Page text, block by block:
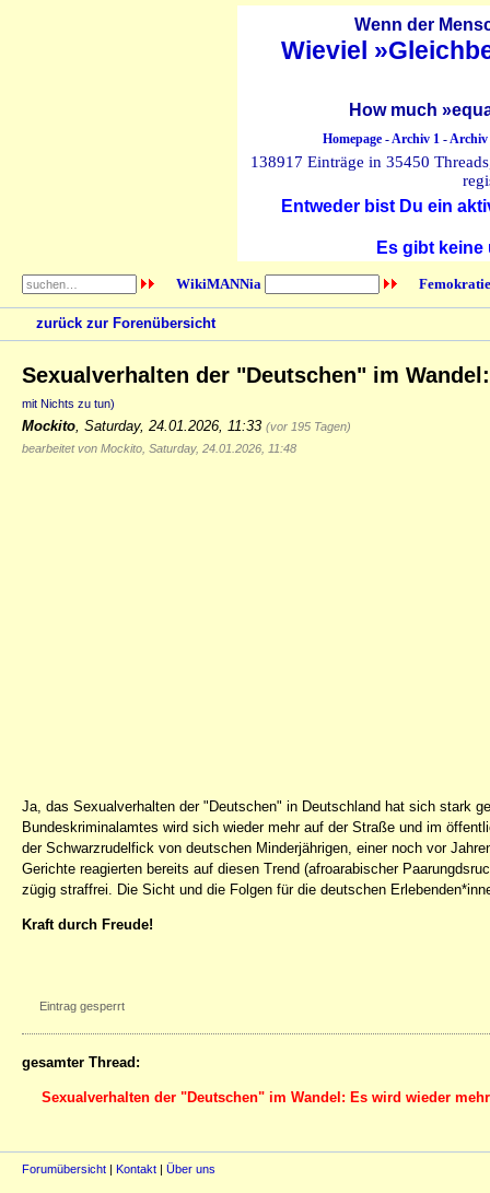
Wenn der
Wieviel
How much
Homepage-Archiv 1-Archiv
138917 Einträge in 35450
Entweder bist Du ein
Es gibt
WikiMANNia
zurück zur Forenübersicht
Sexualverhalten der "Deutschen" im
mit Nichts zu tun)
Mockito Saturday, 24.01.2026, 11:33 (vor 195 Tagen)
bearbeitet von Mockito, Saturday, 24.01.2026, 11:48
Ja, das Sexualverhalten der "Deutschen" in Deutschland hat sich stark
Bundeskriminalamtes wird sich wieder mehr auf der Straße und im
der Schwarzrudelfick von deutschen Minderjährigen, einer noch vor
Gerichte reagierten bereits auf diesen Trend (afroarabischer
zügig straffrei. Die Sicht und die Folgen für die deutschen
Kraft durch Freude!
Eintrag gesperrt
gesamter Thread:
Sexualverhalten der "Deutschen" im Wandel: Es wird wieder
Forumübersicht | Kontakt | Über uns